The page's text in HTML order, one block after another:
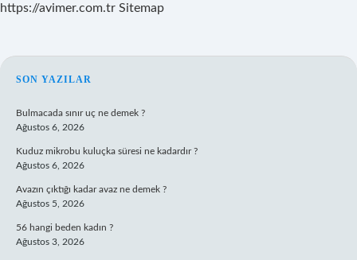
https://avimer.com.tr Sitemap
SIDEBAR
SON YAZILAR
Bulmacada sınır uç ne demek ?
Ağustos 6, 2026
Kuduz mikrobu kuluçka süresi ne kadardır ?
Ağustos 6, 2026
Avazın çıktığı kadar avaz ne demek ?
Ağustos 5, 2026
56 hangi beden kadın ?
Ağustos 3, 2026